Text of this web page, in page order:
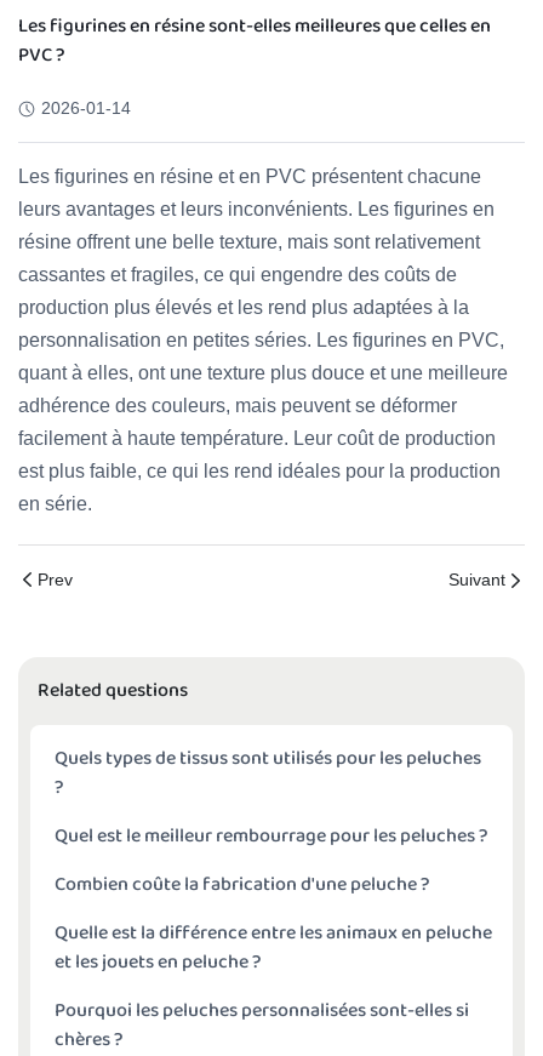
Les figurines en résine sont-elles meilleures que celles en
PVC ?
2026-01-14
Les figurines en résine et en PVC présentent chacune
leurs avantages et leurs inconvénients. Les figurines en
résine offrent une belle texture, mais sont relativement
cassantes et fragiles, ce qui engendre des coûts de
production plus élevés et les rend plus adaptées à la
personnalisation en petites séries. Les figurines en PVC,
quant à elles, ont une texture plus douce et une meilleure
adhérence des couleurs, mais peuvent se déformer
facilement à haute température. Leur coût de production
est plus faible, ce qui les rend idéales pour la production
en série.
Prev Suivant
Related questions
Quels types de tissus sont utilisés pour les peluches
?
Quel est le meilleur rembourrage pour les peluches ?
Combien coûte la fabrication d'une peluche ?
Quelle est la différence entre les animaux en peluche
et les jouets en peluche ?
Pourquoi les peluches personnalisées sont-elles si
chères ?